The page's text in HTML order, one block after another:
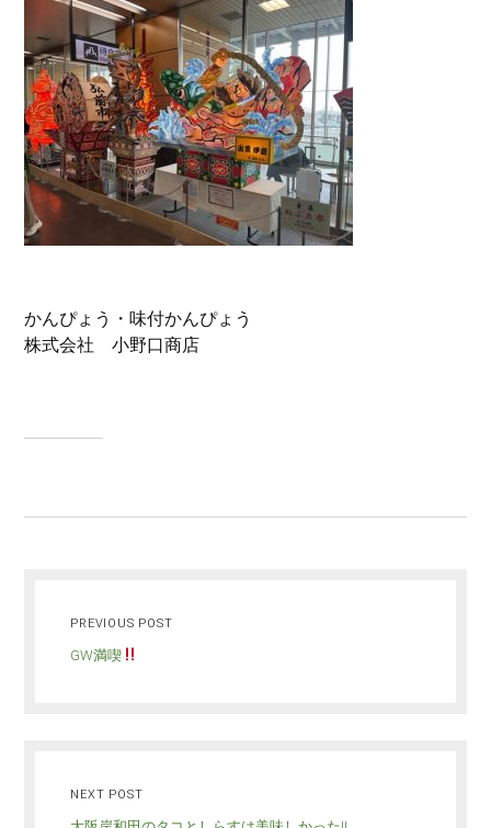
かんぴょう・味付かんぴょう
株式会社 小野口商店
PREVIOUS POST
GW満喫
NEXT POST